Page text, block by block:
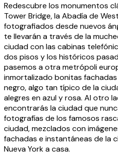
Redescubre los monumentos
Tower Bridge, la Abadía de
fotografiados desde nuevos
te llevarán a través de la
ciudad con las cabinas
dos pisos y los históricos
pasemos a otra metrópoli
inmortalizado bonitas
negro, algo tan típico de la
alegres en azul y rosa. Al otro
encontrarás la ciudad que
fotografías de los famosos
ciudad, mezclados con
fachadas e instantáneas de la
Nueva York a casa.